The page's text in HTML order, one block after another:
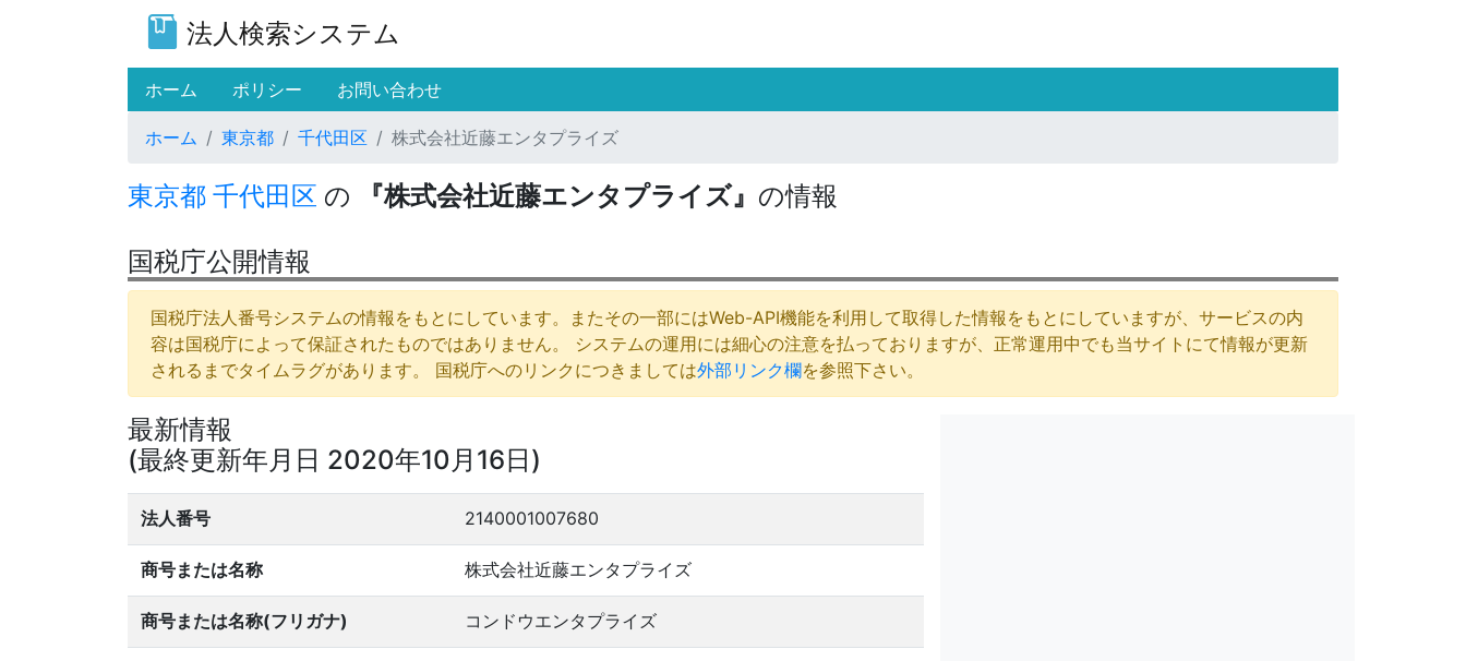
法人検索システム
ホーム (current)
ポリシー お問い合わせ
ホーム 東京都 千代田区 株式会社近藤エンタプライズ
東京都 千代田区 の 『株式会社近藤エンタプライズ』 の情報
国税庁公開情報
国税庁法人番号システムの情報をもとにしています。またその一部にはWeb-API機能を利用して取得した情報をもとにしていますが、サービスの内
容は国税庁によって保証されたものではありません。 システムの運用には細心の注意を払っておりますが、正常運用中でも当サイトにて情報が更新
されるまでタイムラグがあります。 国税庁へのリンクにつきましては外部リンク欄を参照下さい。
最新情報
(最終更新年月日 2020年10月16日)
法人番号 2140001007680
商号または名称 株式会社近藤エンタプライズ
商号または名称(フリガナ) コンドウエンタプライズ